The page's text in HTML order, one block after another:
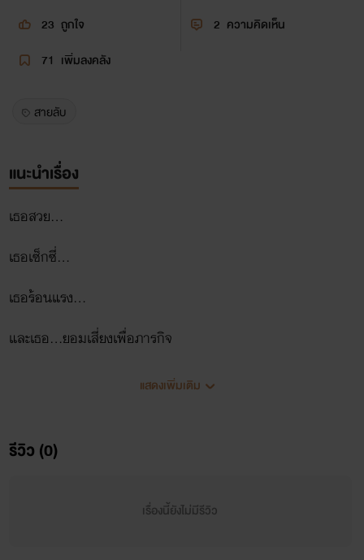
23 ถูกใจ 2 ความคิดเห็น
71 เพิ่มลงคลัง
สายลับ
แนะนำเรื่อง
เธอสวย...
เธอเซ็กซี่...
เธอร้อนแรง...
และเธอ...ยอมเสี่ยงเพื่อภารกิจ
สายลับสาวอย่างอลิตาจึงยอมบุกขึ้นเกาะฉลาม เพื่อหาหลักฐาน
กับไฟ เพราะศัตรูเก่าของทีมกำลังคอยให้เธอมาติดบ่วงสวาทของ
เขาอยู่
แสดงเพิ่มเติม
รีวิว (0)
เรื่องนี้ยังไม่มีรีวิว